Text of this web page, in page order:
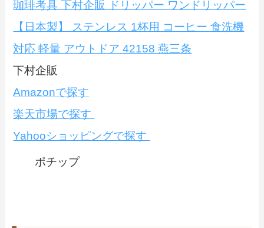
珈琲考具 下村企販 ドリッパー ワンドリッパー
【日本製】 ステンレス 1杯用 コーヒー 食洗機
対応 軽量 アウトドア 42158 燕三条
下村企販
Amazonで探す
楽天市場で探す
Yahooショッピングで探す
ポチップ